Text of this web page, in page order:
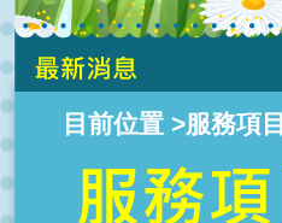
目前位置 >服務項目